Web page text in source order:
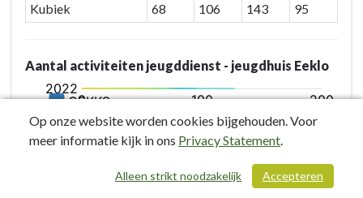
experimenteren
Kubiek
68 106 143 95
Aantal activiteiten jeugddienst - jeugdhuis Eeklo
/ 319
Op onze website worden cookies bijgehouden. Voor
meer informatie kijk in ons Privacy Statement.
Accepteren
Alleen strikt noodzakelijk